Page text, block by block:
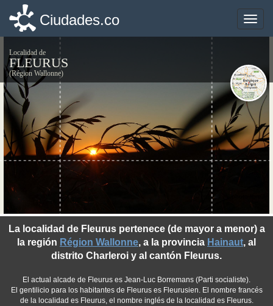
Toggle
Ciudades.co
Localidad de
FLEURUS
(Région Wallonne)
La localidad de Fleurus pertenece (de mayor a menor) a
la región Région Wallonne, a la provincia Hainaut, al
distrito Charleroi y al cantón Fleurus.
El actual alcade de Fleurus es Jean-Luc Borremans (Parti socialiste).
El gentilicio para los habitantes de Fleurus es Fleurusien. El nombre francés
de la localidad es Fleurus, el nombre inglés de la localidad es Fleurus.
Toggle
Ciudades.co